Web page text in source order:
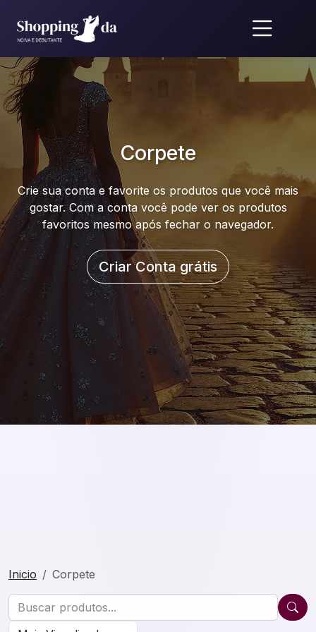
Corpete
Crie sua conta e favorite os produtos que você mais
gostar. Com a conta você pode ver os produtos
favoritos mesmo após fechar o navegador.
Criar Conta grátis
Inicio Corpete